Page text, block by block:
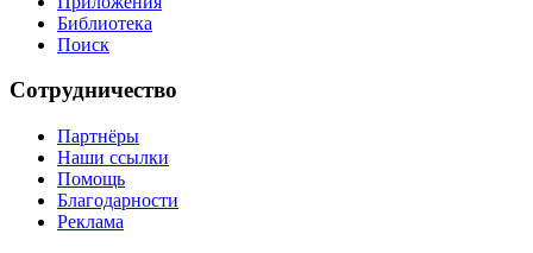
Библиотека
Поиск
Сотрудничество
Партнёры
Наши ссылки
Помощь
Благодарности
Реклама